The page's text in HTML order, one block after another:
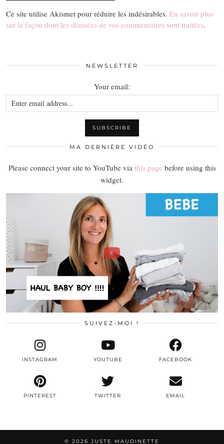
Ce site utilise Akismet pour réduire les indésirables. En savoir plus
sur la façon dont les données de vos commentaires sont traitées.
NEWSLETTER
Your email:
MA DERNIÈRE VIDÉO
Please connect your site to YouTube via this page before using this
widget.
SUIVEZ-MOI !
TWITTER
INSTAGRAM FACEBOOK
PINTEREST
YOUTUBE
EMAIL
© 2026 JUSTE MAUDINETTE